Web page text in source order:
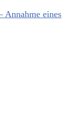
Annahme eines